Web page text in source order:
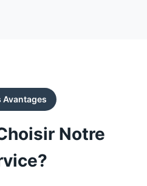
Avantages
Notre